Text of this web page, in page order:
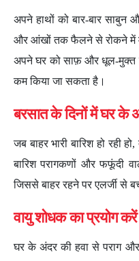
अपने हाथों को बार-बार साबुन
और आंखों तक फैलने से रोकने में
अपने घर को साफ़ और धूल-मुक्त
कम किया जा सकता है।
बरसात के दिनों में घर के
जब बाहर भारी बारिश हो रही
बारिश परागकणों और फफूंदी
जिससे बाहर रहने पर एलर्जी से
वायु शोधक का प्रयोग
घर के अंदर की हवा से पराग